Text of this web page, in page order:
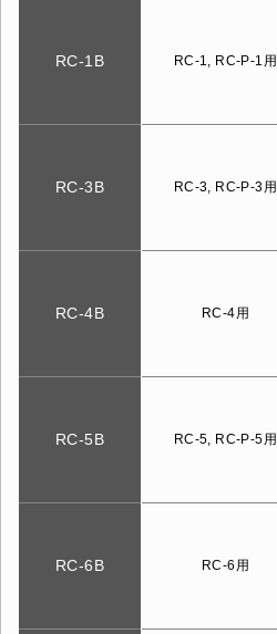
RC-1B RC-1, RC-P-1用
RC-3B RC-3, RC-P-3用
RC-4B RC-4用
RC-5B RC-5, RC-P-5用
RC-6B RC-6用